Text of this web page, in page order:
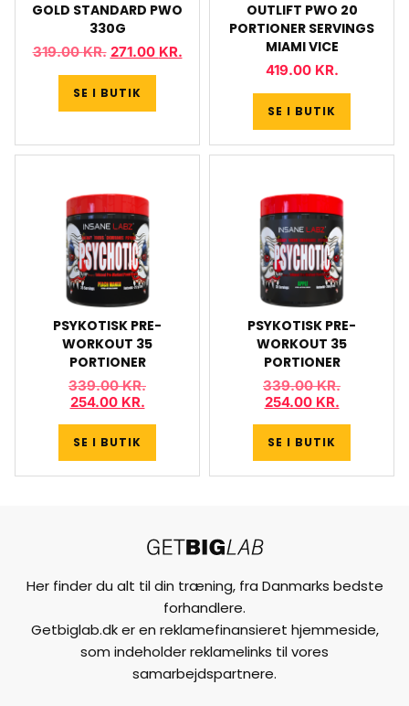
GOLD STANDARD PWO
330G
319.00KR. 271.00 KR.
SE I BUTIK
OUTLIFT PWO 20
PORTIONER SERVINGS
MIAMI VICE
419.00 KR.
SE I BUTIK
PSYKOTISK PRE-
WORKOUT 35
PORTIONER
339.00KR.
254.00 KR.
SE I BUTIK
PSYKOTISK PRE-
WORKOUT 35
PORTIONER
339.00KR.
254.00 KR.
SE I BUTIK
Her finder du alt til din træning, fra Danmarks bedste
forhandlere.
Getbiglab.dk er en reklamefinansieret hjemmeside,
som indeholder reklamelinks til vores
samarbejdspartnere.